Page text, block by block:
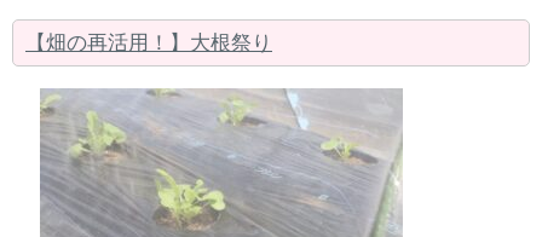
【畑の再活用！】大根祭り